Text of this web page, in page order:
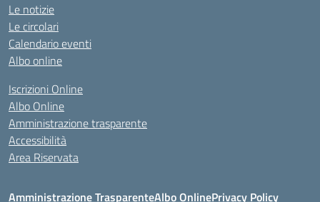
Le notizie
Le circolari
Calendario eventi
Albo online
Iscrizioni Online
Albo Online
Amministrazione trasparente
Accessibilità
Area Riservata
Amministrazione TrasparenteAlbo OnlinePrivacy Policy